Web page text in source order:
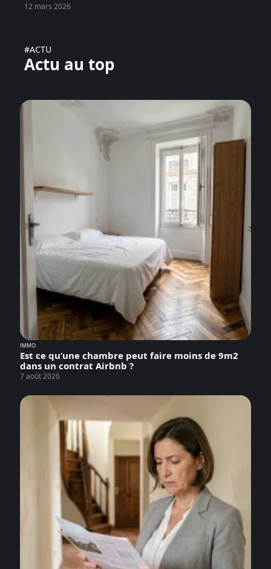
12 mars 2026
#ACTU
Actu au top
IMMO
Est ce qu’une chambre peut faire moins de 9m2
dans un contrat Airbnb ?
7 août 2026